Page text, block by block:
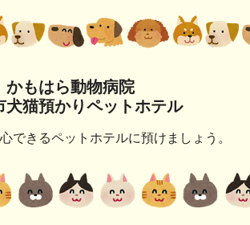
かもはら動物病院
犬猫預かりペットホテル
できるペットホテルに預けましょう。